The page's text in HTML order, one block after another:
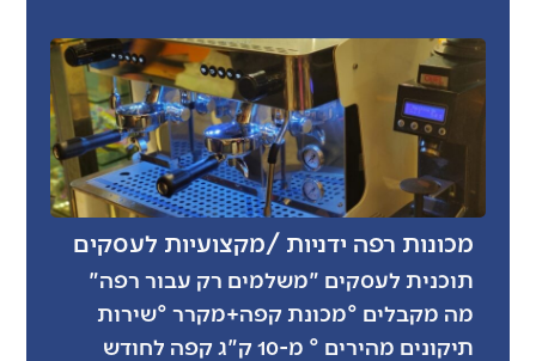
מכונות רפה ידניות /מקצועיות לעסקים
תוכנית לעסקים "משלמים רק עבור רפה"
מה מקבלים °מכונת קפה+מקרר °שירות
תיקונים מהירים ° מ-10 ק"ג קפה לחודש